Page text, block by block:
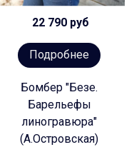
22 790 руб
Подробнее
Бомбер "Безе.
Барельефы
линогравюра"
(А.Островская)